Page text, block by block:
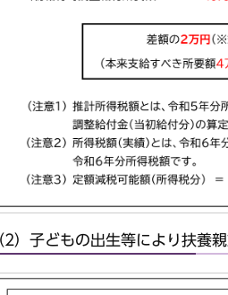
2）子どもの出生等により扶養